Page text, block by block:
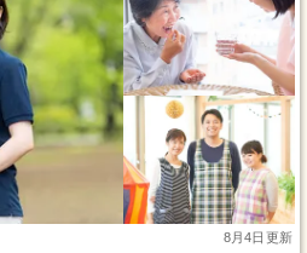
8月4日更新